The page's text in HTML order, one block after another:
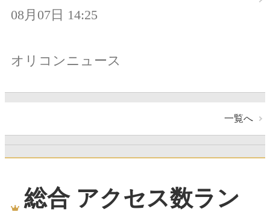
08月07日 14:25
オリコンニュース
一覧へ
総合 アクセス数ラン